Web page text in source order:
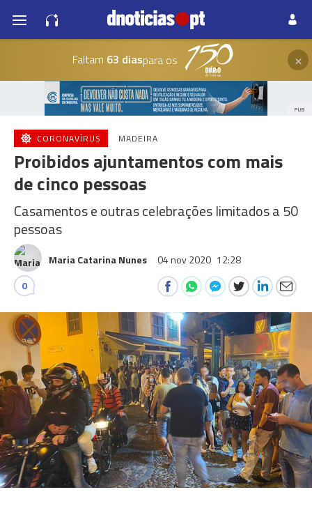
Faltam 63 diaspara os ×
PUB
CORONAVÍRUS MADEIRA
Proibidos ajuntamentos com mais
de cinco pessoas
Casamentos e outras celebrações limitados a 50
pessoas
Maria Catarina Nunes 04 nov 2020 12:28
0